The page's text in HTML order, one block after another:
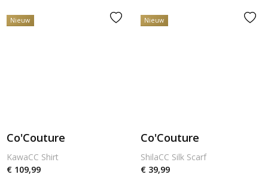
Nieuw
Co'Couture
KawaCC Shirt
€ 109,99
Nieuw
Co'Couture
ShilaCC Silk Scarf
€ 39,99